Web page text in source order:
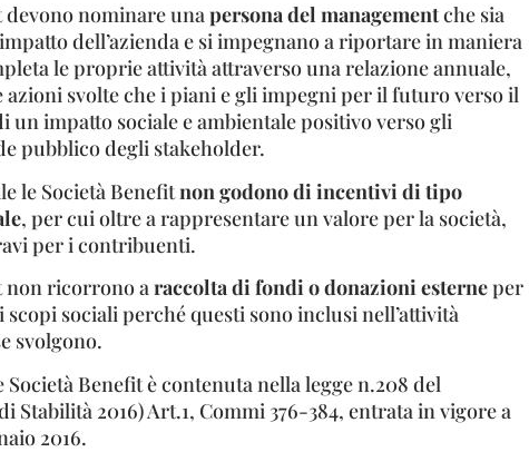
devono nominare unapersona del managementche sia
dell’azienda e si impegnano a riportare in maniera
le proprie attività attraverso una relazione annuale,
azioni svolte che i piani e gli impegni per il futuro verso il
un impatto sociale e ambientale positivo verso gli
pubblico degli stakeholder.
le Società Benefitnon godono di incentivi di tipo
, per cui oltre a rappresentare un valore per la società,
per i contribuenti.
non ricorrono araccolta di fondi o donazioni esterneper
sociali perché questi sono inclusi nell’attività
svolgono.
Benefit è contenuta nella legge n.208 del
Stabilità 2016) Art.1, Commi 376-384, entrata in vigore a
2016.